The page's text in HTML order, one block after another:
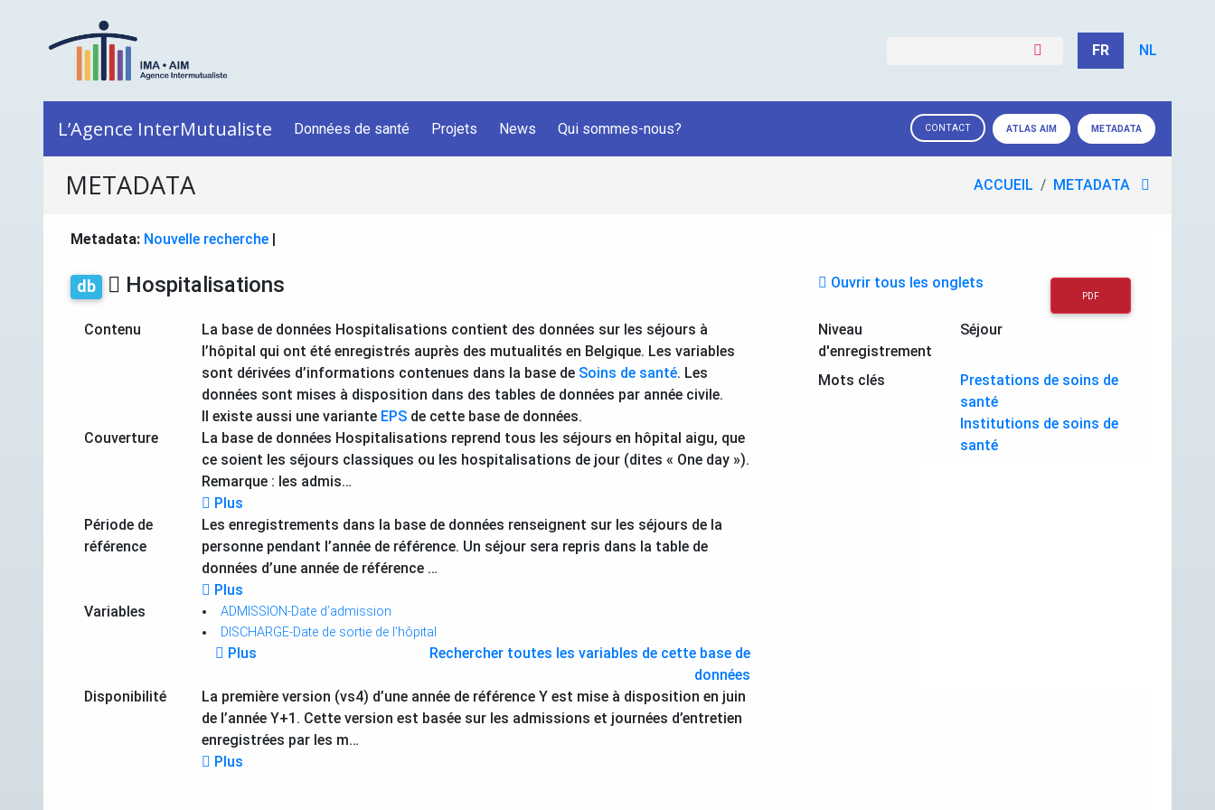
FR NL
L’Agence InterMutualiste Données de santé Projets News Qui sommes-nous? CONTACT ATLAS AIM METADATA
METADATA ACCUEIL METADATA
Metadata: Nouvelle recherche |
db Hospitalisations Ouvrir tous les onglets
PDF
Contenu
La base de données Hospitalisations contient des données sur les séjours à
l’hôpital qui ont été enregistrés auprès des mutualités en Belgique. Les variables
sont dérivées d’informations contenues dans la base de Soins de santé. Les
données sont mises à disposition dans des tables de données par année civile.
Il existe aussi une variante EPS de cette base de données.
Couverture
La base de données Hospitalisations reprend tous les séjours en hôpital aigu, que
ce soient les séjours classiques ou les hospitalisations de jour (dites « One day »).
Remarque : les admis…
Plus
Période de
référence
Les enregistrements dans la base de données renseignent sur les séjours de la
personne pendant l’année de référence. Un séjour sera repris dans la table de
données d’une année de référence …
Plus
Variables
ADMISSION-Date d’admission
DISCHARGE-Date de sortie de l’hôpital
Plus
Rechercher toutes les variables de cette base de
données
Disponibilité
La première version (vs4) d’une année de référence Y est mise à disposition en juin
de l’année Y+1. Cette version est basée sur les admissions et journées d’entretien
enregistrées par les m…
Plus
Niveau
d'enregistrement
Séjour
Mots clés
Prestations de soins de
santé
Institutions de soins de
santé